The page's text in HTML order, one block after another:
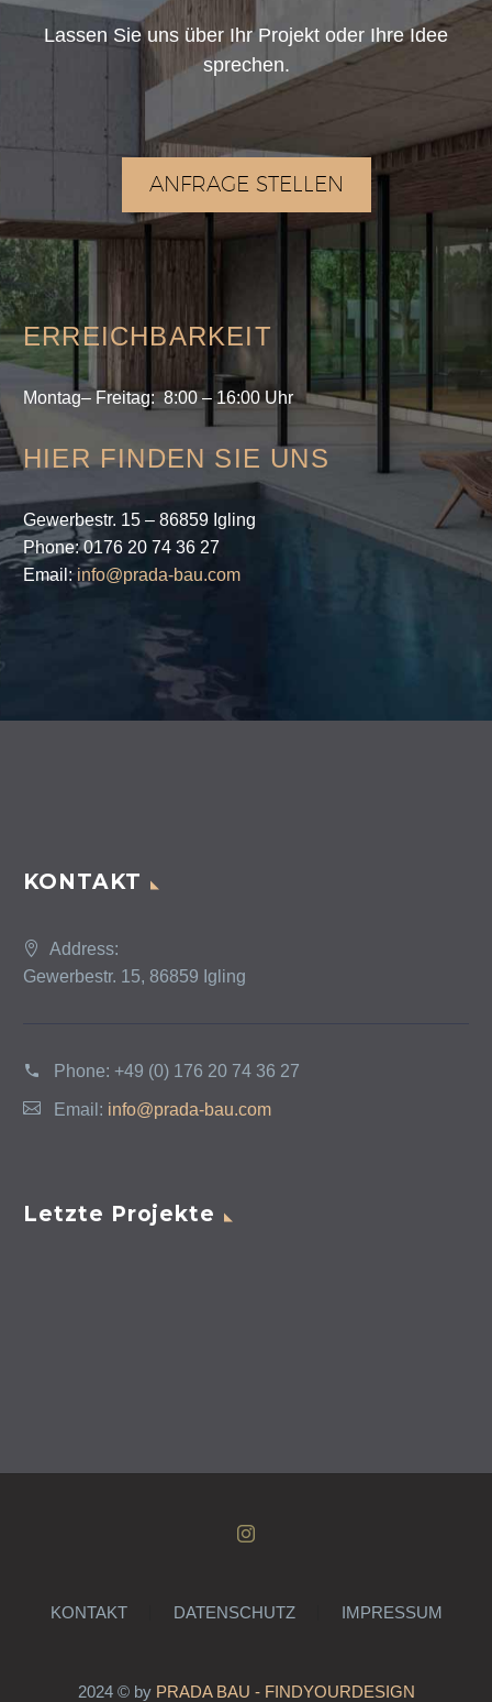
Lassen Sie uns über Ihr Projekt oder Ihre Idee
sprechen.
ANFRAGE STELLEN
ERREICHBARKEIT
Montag– Freitag: 8:00 – 16:00 Uhr
HIER FINDEN SIE UNS
Gewerbestr. 15 – 86859 Igling
Phone: 0176 20 74 36 27
Email:info@prada-bau.com
KONTAKT
Address:
Gewerbestr. 15, 86859 Igling
Phone: +49 (0) 176 20 74 36 27
Email: info@prada-bau.com
Letzte Projekte
KONTAKT DATENSCHUTZ IMPRESSUM
2024 © by PRADA BAU - FINDYOURDESIGN